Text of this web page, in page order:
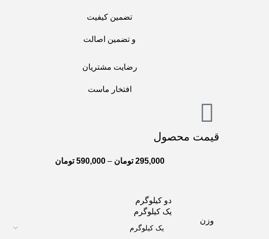
تضمین کیفیت
و تضمین اصالت
رضایت مشتریان
افتخار ماست
قیمت محصول
295,000 تومان –
590,000 تومان
وزن
دو کیلوگرم
یک کیلوگرم